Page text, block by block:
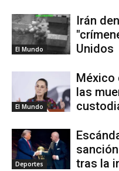
El Mundo
Irán
Unidos
El Mundo
México
las
Deportes
tras la